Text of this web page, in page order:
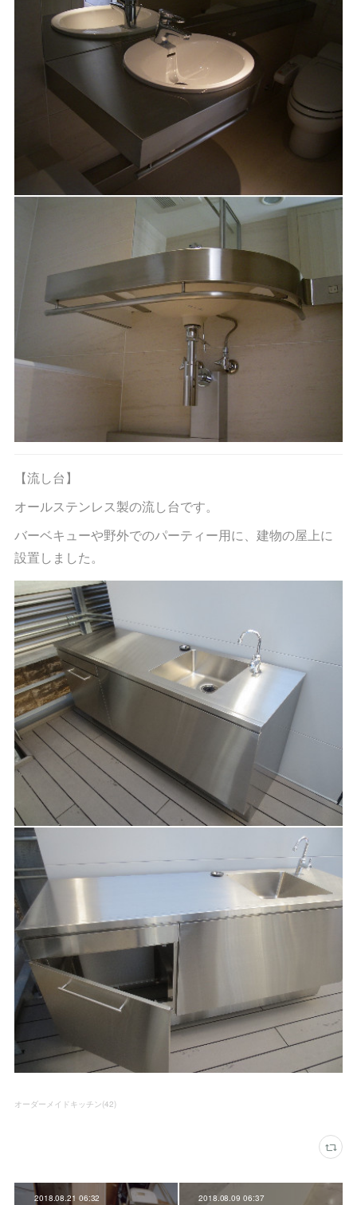
【流し台】
オールステンレス製の流し台です。
バーベキューや野外でのパーティー用に、建物の屋上に
設置しました。
オーダーメイドキッチン(42)
2018.08.21 06:32 2018.08.09 06:37